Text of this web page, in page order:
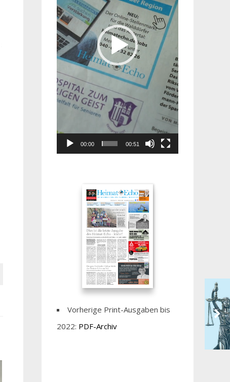
00:00 00:51
Vorherige Print-Ausgaben bis
2022: PDF-Archiv